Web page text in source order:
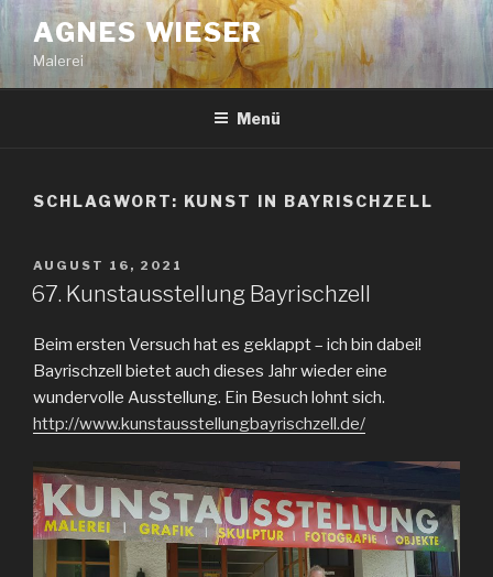
Zum
Inhalt
springen
AGNES WIESER
Malerei
Menü
SCHLAGWORT: KUNST IN BAYRISCHZELL
VERÖFFENTLICHT
AM
AUGUST 16, 2021
67. Kunstausstellung Bayrischzell
Beim ersten Versuch hat es geklappt – ich bin dabei!
Bayrischzell bietet auch dieses Jahr wieder eine
wundervolle Ausstellung. Ein Besuch lohnt sich.
http://www.kunstausstellungbayrischzell.de/